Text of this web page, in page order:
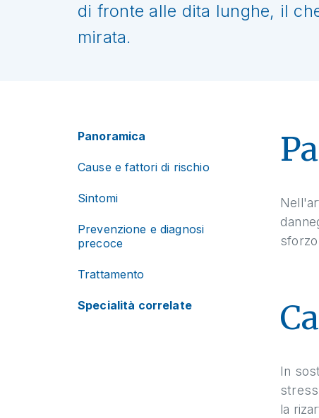
di fronte alle dita lunghe, il
mirata.
Panoramica
Cause e fattori di rischio
Sintomi
Prevenzione e diagnosi
precoce
Trattamento
Specialità correlate
In
la